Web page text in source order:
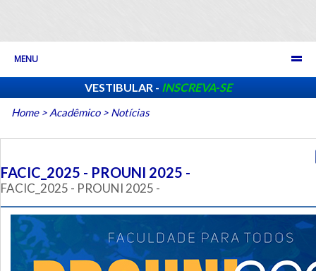
MENU
VESTIBULAR - INSCREVA-SE
Home > Acadêmico > Notícias
FACIC_2025 - PROUNI 2025 -
FACIC_2025 - PROUNI 2025 -